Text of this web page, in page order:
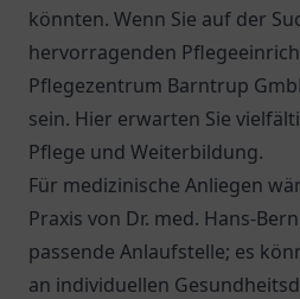
könnten. Wenn Sie auf der
hervorragenden
Pflegezentrum Barntrup
sein. Hier erwarten Sie
Pflege und Weiterbildung.
Für medizinische Anliegen
Praxis von Dr. med. Hans-
passende Anlaufstelle; es
an individuellen